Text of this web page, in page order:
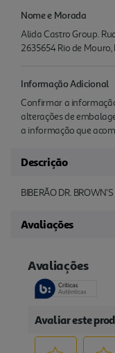
Nome e Morada
Alida Castro Group.
2635654 Rio de
Informação Adicional
Confirmar a
alterações de
a informação que
Descrição
BIBERÃO DR.
Avaliações